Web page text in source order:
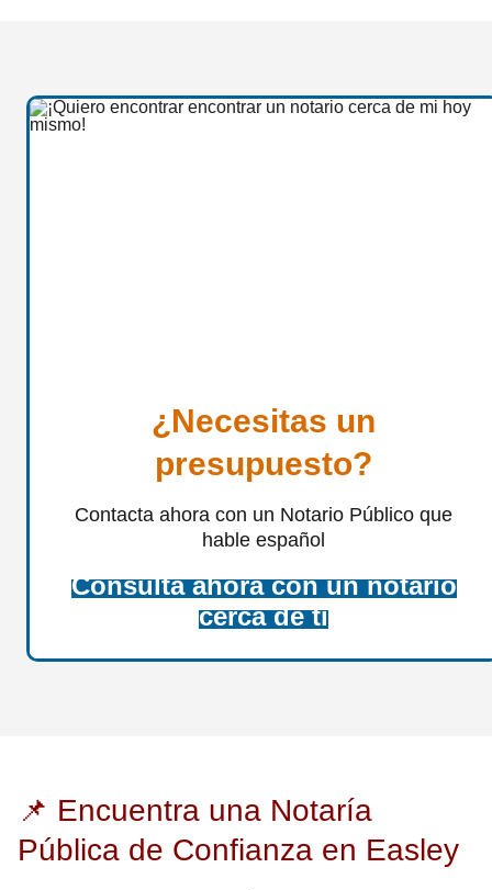
¿Necesitas un
presupuesto?
Contacta ahora con un Notario Público que
hable español
Consulta ahora con un notario
cerca de ti
📌 Encuentra una Notaría
Pública de Confianza en Easley